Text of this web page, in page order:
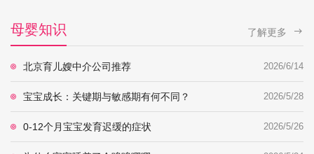
母婴知识 了解更多
北京育儿嫂中介公司推荐 2026/6/14
宝宝成长：关键期与敏感期有何不同？ 2026/5/28
0-12个月宝宝发育迟缓的症状 2026/5/26